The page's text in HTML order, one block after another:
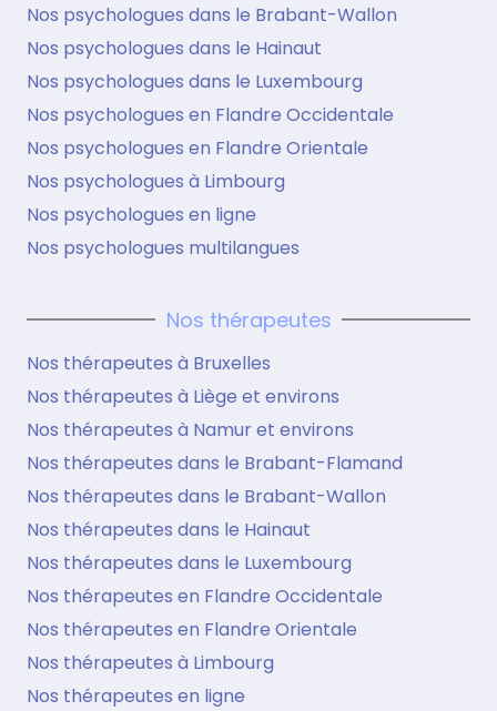
Nos psychologues dans le Brabant-Wallon
Nos psychologues dans le Hainaut
Nos psychologues dans le Luxembourg
Nos psychologues en Flandre Occidentale
Nos psychologues en Flandre Orientale
Nos psychologues à Limbourg
Nos psychologues en ligne
Nos psychologues multilangues
Nos thérapeutes
Nos thérapeutes à Bruxelles
Nos thérapeutes à Liège et environs
Nos thérapeutes à Namur et environs
Nos thérapeutes dans le Brabant-Flamand
Nos thérapeutes dans le Brabant-Wallon
Nos thérapeutes dans le Hainaut
Nos thérapeutes dans le Luxembourg
Nos thérapeutes en Flandre Occidentale
Nos thérapeutes en Flandre Orientale
Nos thérapeutes à Limbourg
Nos thérapeutes en ligne